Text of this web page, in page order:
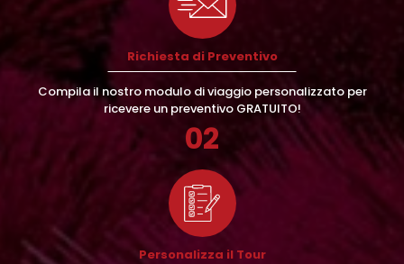
Richiesta di Preventivo
Compila il nostro modulo di viaggio personalizzato per
ricevere un preventivo GRATUITO!
02
Personalizza il Tour